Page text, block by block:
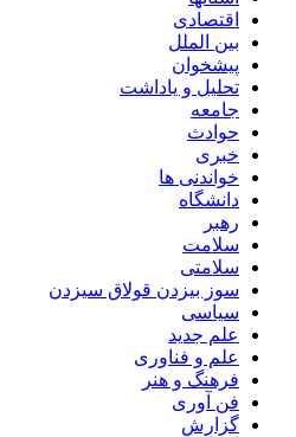
اقتصادی
بین الملل
پیشخوان
تحلیل و یاداشت
جامعه
حوادث
خبری
خواندنی ها
دانشگاه
رهبر
سلامت
سلامتی
سوز بیزدن قولاق سیزدن
سیاسی
علم جدید
علم و فناوری
فرهنگ و هنر
فن آوری
گزارش